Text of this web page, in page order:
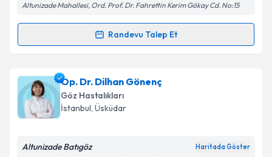
Kişisel verilerimin işlenmesine ilişkinAydınlatma
'ni okudum ve kişisel verilerimin belirtilen
kapsamda işlenmesini kabul ediyorum.
Takvim Talebini Gönder
Altunizade Mahallesi, Ord. Prof. Dr. Fahrettin Kerim Gökay Cd. No:15
Randevu Talep Et
Randevu Takvimi Talebi
Doç. Dr. Okan Toygariçin randevu takvimi talebi
oluşturun. Size bu uzmandan randevu almanız için bir
takvim hazırlandığında e-posta ile bilgilendireceğiz.
Op. Dr. Dilhan Gönenç
Göz Hastalıkları
İstanbul, Üsküdar
Altunizade Batıgöz Haritada Göster